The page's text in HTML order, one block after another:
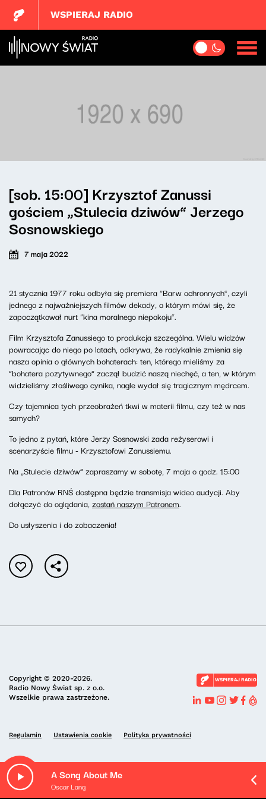
A Song About Me
Oscar Lang
WSPIERAJ RADIO
[sob. 15:00] Krzysztof Zanussi
gościem „Stulecia dziwów” Jerzego
Sosnowskiego
7 maja 2022
21 stycznia 1977 roku odbyła się premiera “Barw ochronnych”, czyli
jednego z najważniejszych filmów dekady, o którym mówi się, że
zapoczątkował nurt “kina moralnego niepokoju”.
Film Krzysztofa Zanussiego to produkcja szczególna. Wielu widzów
powracając do niego po latach, odkrywa, że radykalnie zmienia się
nasza opinia o głównych bohaterach: ten, którego mieliśmy za
“bohatera pozytywnego” zaczął budzić naszą niechęć, a ten, w którym
widzieliśmy złośliwego cynika, nagle wydał się tragicznym mędrcem.
Czy tajemnica tych przeobrażeń tkwi w materii filmu, czy też w nas
samych?
To jedno z pytań, które Jerzy Sosnowski zada reżyserowi i
scenarzyście filmu - Krzysztofowi Zanussiemu.
Na „Stulecie dziwów” zapraszamy w sobotę, 7 maja o godz. 15:00
Dla Patronów RNŚ dostępna będzie transmisja wideo audycji. Aby
dołączyć do oglądania,zostań naszym Patronem.
Do usłyszenia i do zobaczenia!
Copyright © 2020-2026.
Radio Nowy Świat sp. z o.o.
Wszelkie prawa zastrzeżone.
WSPIERAJ RADIO
Regulamin Ustawienia cookie Polityka prywatności